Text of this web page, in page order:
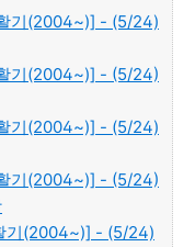
기(2004~)] - (5/24)
기(2004~)] - (5/24)
기(2004~)] - (5/24)
기(2004~)] - (5/24)
기(2004~)] - (5/24)